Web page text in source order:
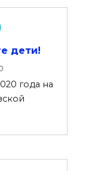
дети!
года на